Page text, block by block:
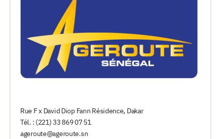
Rue F x David Diop Fann Résidence, Dakar
Tél. : (221) 33 869 07 51
ageroute@ageroute.sn